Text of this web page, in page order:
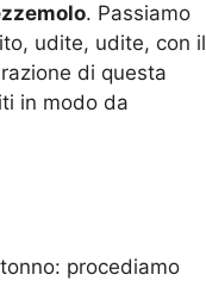
. Passiamo
udite, udite, con il
di questa
in modo da
procediamo